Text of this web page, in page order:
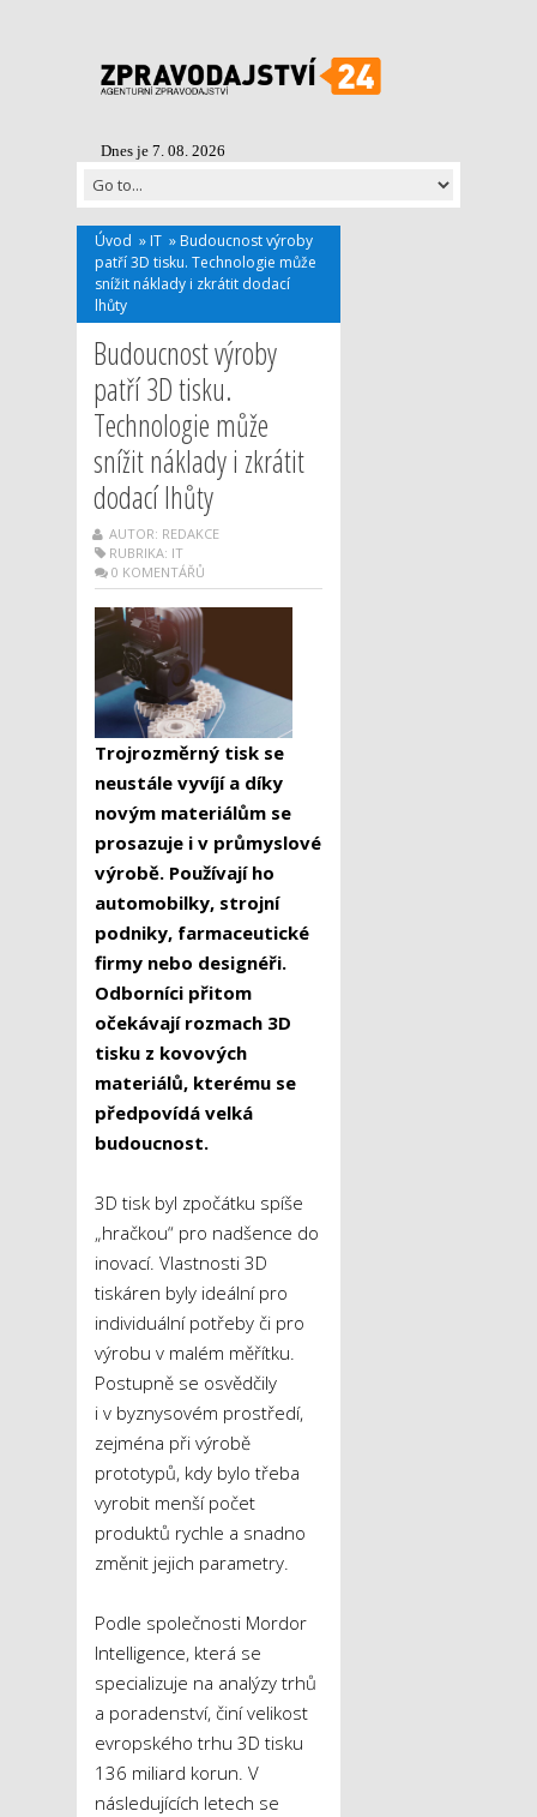
Dnes je 7. 08. 2026
Úvod » IT » Budoucnost výroby
patří 3D tisku. Technologie může
snížit náklady i zkrátit dodací
lhůty
Budoucnost výroby
patří 3D tisku.
Technologie může
snížit náklady i zkrátit
dodací lhůty
AUTOR: REDAKCE
RUBRIKA: IT
0 KOMENTÁŘŮ
Trojrozměrný tisk se
neustále vyvíjí a díky
novým materiálům se
prosazuje i v průmyslové
výrobě. Používají ho
automobilky, strojní
podniky, farmaceutické
firmy nebo designéři.
Odborníci přitom
očekávají rozmach 3D
tisku z kovových
materiálů, kterému se
předpovídá velká
budoucnost.
3D tisk byl zpočátku spíše
„hračkou“ pro nadšence do
inovací. Vlastnosti 3D
tiskáren byly ideální pro
individuální potřeby či pro
výrobu v malém měřítku.
Postupně se osvědčily
i v byznysovém prostředí,
zejména při výrobě
prototypů, kdy bylo třeba
vyrobit menší počet
produktů rychle a snadno
změnit jejich parametry.
Podle společnosti Mordor
Intelligence, která se
specializuje na analýzy trhů
a poradenství, činí velikost
evropského trhu 3D tisku
136 miliard korun. V
následujících letech se